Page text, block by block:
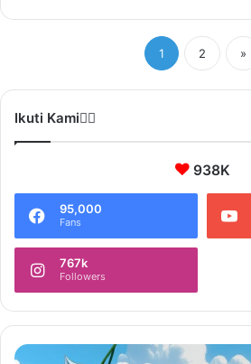
1 2 »
Ikuti Kami❤️‍🔥
938K
95,000
Fans
767k
Followers